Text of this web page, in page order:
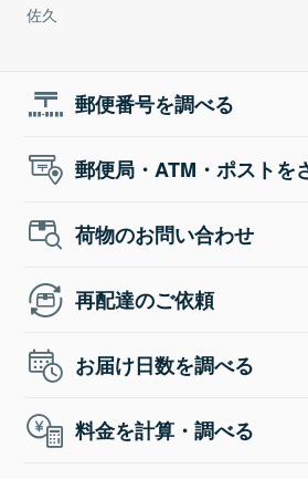
佐久
郵便番号を調べる
郵便局・ATM・ポストを
荷物のお問い合わせ
再配達のご依頼
お届け日数を調べる
料金を計算・調べる